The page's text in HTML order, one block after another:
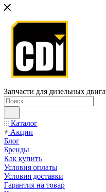
Запчасти для дизельных
Каталог
Акции
Блог
Бренды
Как купить
Условия оплаты
Условия доставки
Гарантия на товар